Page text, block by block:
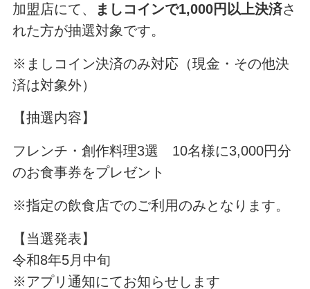
加盟店にて、
ましコインで1,000円以上決済さ
れた方が抽選対象です。
※ましコイン決済のみ対応（現金・その他決
済は対象外）
【抽選内容】
フレンチ・創作料理3選 10名様に3,000円分
のお食事券をプレゼント
※指定の飲食店でのご利用のみとなります。
【当選発表】
令和8年5月中旬
※アプリ通知にてお知らせします